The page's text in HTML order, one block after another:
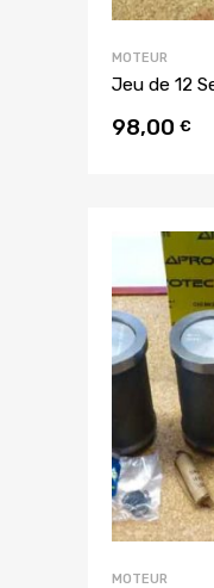
MOTEUR
Jeu de 12
98,00 €
MOTEUR